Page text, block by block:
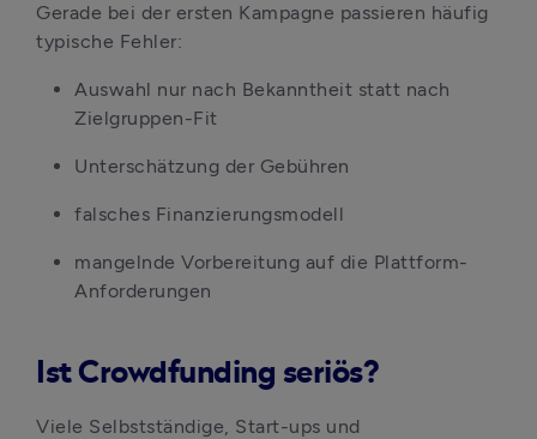
Gerade bei der ersten Kampagne passieren häufig
typische Fehler:
Auswahl nur nach Bekanntheit statt nach
Zielgruppen-Fit
Unterschätzung der Gebühren
falsches Finanzierungsmodell
mangelnde Vorbereitung auf die Plattform-
Anforderungen
Ist Crowdfunding seriös?
Viele Selbstständige, Start-ups und